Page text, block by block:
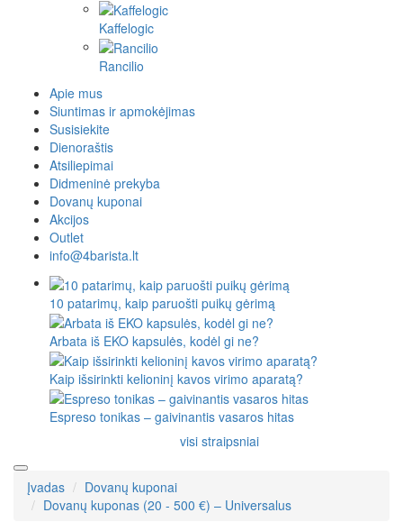
Kaffelogic
Rancilio
Apie mus
Siuntimas ir apmokėjimas
Susisiekite
Dienoraštis
Atsiliepimai
Didmeninė prekyba
Dovanų kuponai
Akcijos
Outlet
info@4barista.lt
10 patarimų, kaip paruošti puikų gėrimą
Arbata iš EKO kapsulės, kodėl gi ne?
Kaip išsirinkti kelioninį kavos virimo aparatą?
Espreso tonikas – gaivinantis vasaros hitas
visi straipsniai
Įvadas
Dovanų kuponai
Dovanų kuponas (20 - 500 €) – Universalus